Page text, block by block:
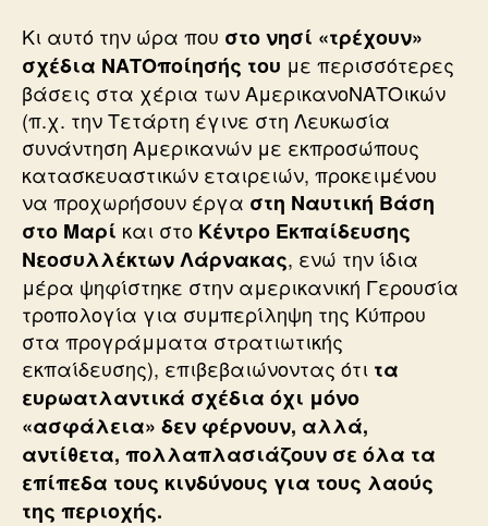
Κι αυτό την ώρα που στο νησί «τρέχουν»
σχέδια ΝΑΤΟποίησής του με περισσότερες
βάσεις στα χέρια των ΑμερικανοΝΑΤΟικών
(π.χ. την Τετάρτη έγινε στη Λευκωσία
συνάντηση Αμερικανών με εκπροσώπους
κατασκευαστικών εταιρειών, προκειμένου
να προχωρήσουν έργα στη Ναυτική Βάση
στο Μαρί και στο Κέντρο Εκπαίδευσης
Νεοσυλλέκτων Λάρνακας, ενώ την ίδια
μέρα ψηφίστηκε στην αμερικανική Γερουσία
τροπολογία για συμπερίληψη της Κύπρου
στα προγράμματα στρατιωτικής
εκπαίδευσης), επιβεβαιώνοντας ότι τα
ευρωατλαντικά σχέδια όχι μόνο
«ασφάλεια» δεν φέρνουν, αλλά,
αντίθετα, πολλαπλασιάζουν σε όλα τα
επίπεδα τους κινδύνους για τους λαούς
της περιοχής.